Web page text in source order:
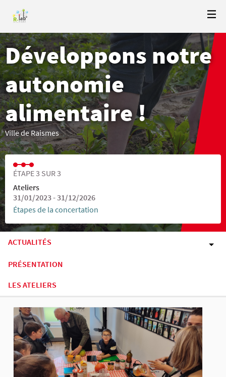
Développons notre
autonomie
alimentaire !
Ville de Raismes
ÉTAPE 3 SUR 3
Ateliers
31/01/2023 - 31/12/2026
Étapes de la concertation
ACTUALITÉS
PRÉSENTATION
LES ATELIERS